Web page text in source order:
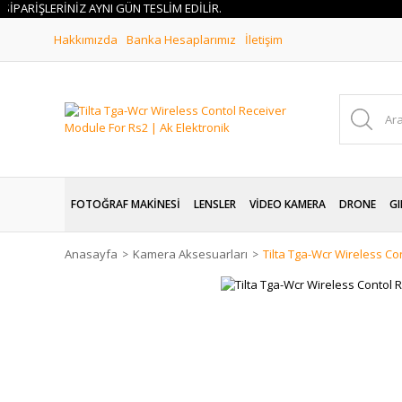
AYNI GÜN TESLİM EDİLİR.
Hakkımızda
Banka Hesaplarımız İletişim
FOTOĞRAF MAKİNESİ LENSLER VİDEO KAMERA DRONE
Anasayfa Kamera Aksesuarları Tilta Tga-Wcr Wireless